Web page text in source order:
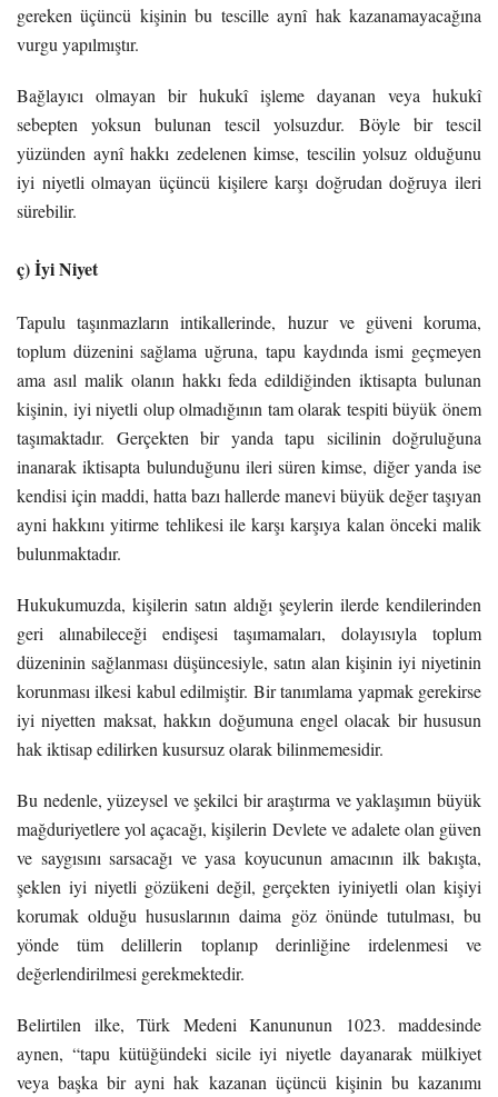
gereken üçüncü kişinin bu tescille aynî hak kazanamayacağına
vurgu yapılmıştır.
Bağlayıcı olmayan bir hukukî işleme dayanan veya hukukî
sebepten yoksun bulunan tescil yolsuzdur. Böyle bir tescil
yüzünden aynî hakkı zedelenen kimse, tescilin yolsuz olduğunu
iyi niyetli olmayan üçüncü kişilere karşı doğrudan doğruya ileri
sürebilir.
ç) İyi Niyet
Tapulu taşınmazların intikallerinde, huzur ve güveni koruma,
toplum düzenini sağlama uğruna, tapu kaydında ismi geçmeyen
ama asıl malik olanın hakkı feda edildiğinden iktisapta bulunan
kişinin, iyi niyetli olup olmadığının tam olarak tespiti büyük önem
taşımaktadır. Gerçekten bir yanda tapu sicilinin doğruluğuna
inanarak iktisapta bulunduğunu ileri süren kimse, diğer yanda ise
kendisi için maddi, hatta bazı hallerde manevi büyük değer taşıyan
ayni hakkını yitirme tehlikesi ile karşı karşıya kalan önceki malik
bulunmaktadır.
Hukukumuzda, kişilerin satın aldığı şeylerin ilerde kendilerinden
geri alınabileceği endişesi taşımamaları, dolayısıyla toplum
düzeninin sağlanması düşüncesiyle, satın alan kişinin iyi niyetinin
korunması ilkesi kabul edilmiştir. Bir tanımlama yapmak gerekirse
iyi niyetten maksat, hakkın doğumuna engel olacak bir hususun
hak iktisap edilirken kusursuz olarak bilinmemesidir.
Bu nedenle, yüzeysel ve şekilci bir araştırma ve yaklaşımın büyük
mağduriyetlere yol açacağı, kişilerin Devlete ve adalete olan güven
ve saygısını sarsacağı ve yasa koyucunun amacının ilk bakışta,
şeklen iyi niyetli gözükeni değil, gerçekten iyiniyetli olan kişiyi
korumak olduğu hususlarının daima göz önünde tutulması, bu
yönde tüm delillerin toplanıp derinliğine irdelenmesi ve
değerlendirilmesi gerekmektedir.
Belirtilen ilke, Türk Medeni Kanununun 1023. maddesinde
aynen, “tapu kütüğündeki sicile iyi niyetle dayanarak mülkiyet
veya başka bir ayni hak kazanan üçüncü kişinin bu kazanımı